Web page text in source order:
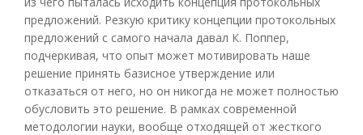
предложений. Резкую критику концепции протокольных
предложений с самого начала давал К. Поппер,
подчеркивая, что опыт может мотивировать наше
решение принять базисное утверждение или
отказаться от него, но он никогда не может полностью
обусловить это решение. В рамках современной
методологии науки, вообще отходящей от жесткого